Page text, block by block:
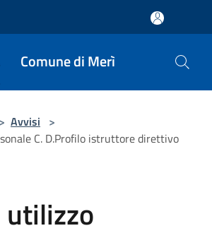
Comune di Merì
> Avvisi >
C. D.Profilo istruttore direttivo